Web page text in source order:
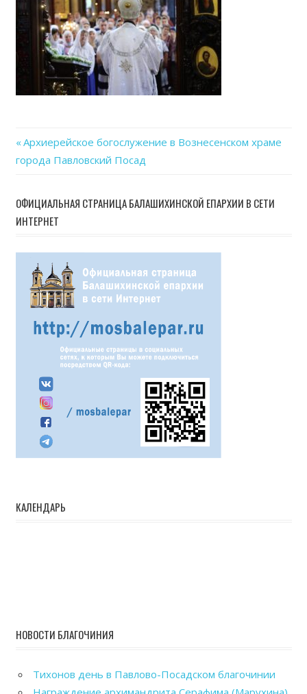
Навигация
записям
Previous
Post:
Архиерейское богослужение в Вознесенском храме
города Павловский Посад
ОФИЦИАЛЬНАЯ СТРАНИЦА БАЛАШИХИНСКОЙ ЕПАРХИИ В СЕТИ
ИНТЕРНЕТ
КАЛЕНДАРЬ
НОВОСТИ БЛАГОЧИНИЯ
Тихонов день в Павлово-Посадском благочинии